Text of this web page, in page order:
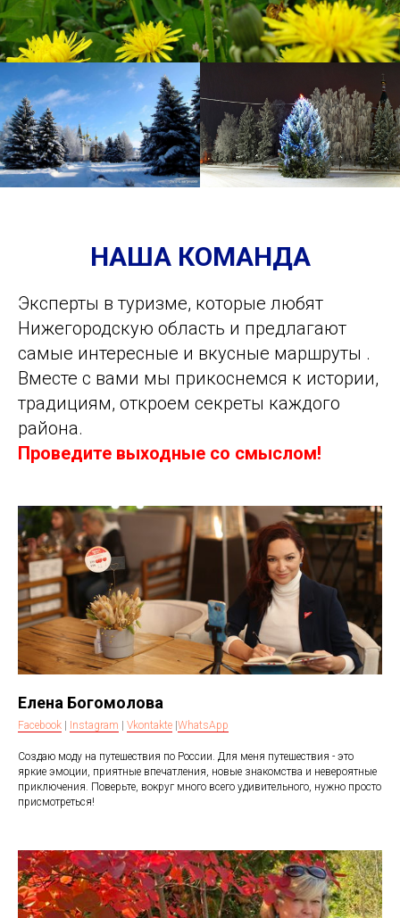
НАША КОМАНДА
Эксперты в туризме, которые любят
Нижегородскую область и предлагают
самые интересные и вкусные маршруты .
Вместе с вами мы прикоснемся к истории,
традициям, откроем секреты каждого
района.
Проведите выходные со смыслом!
Елена Богомолова
Facebook Instagram Vkontakte WhatsApp
Создаю моду на путешествия по России. Для меня путешествия - это
яркие эмоции, приятные впечатления, новые знакомства и невероятные
приключения. Поверьте, вокруг много всего удивительного, нужно просто
присмотреться!